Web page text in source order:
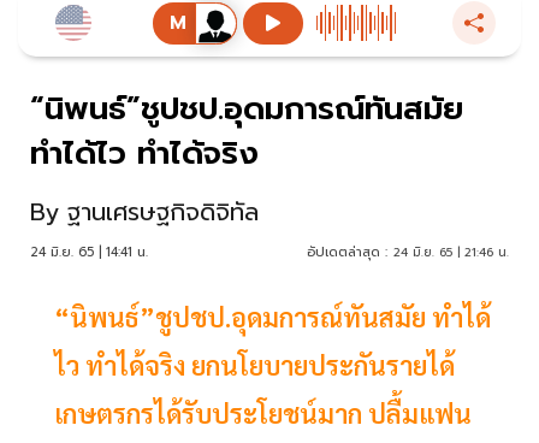
“นิพนธ์”ชูปชป.อุดมการณ์ทันสมัย
ทำได้ไว ทำได้จริง
By ฐานเศรษฐกิจดิจิทัล
24 มิ.ย. 65 | 14:41 น. อัปเดตล่าสุด : 24 มิ.ย. 65 | 21:46 น.
“นิพนธ์”ชูปชป.อุดมการณ์ทันสมัย ทำได้
ไว ทำได้จริง ยกนโยบายประกันรายได้
เกษตรกรได้รับประโยชน์มาก ปลื้มแฟน